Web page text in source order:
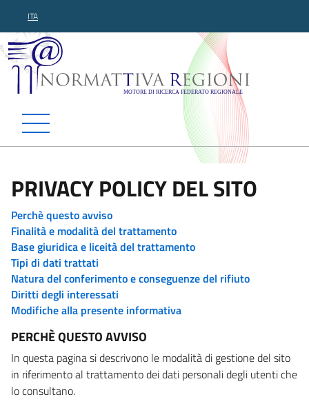
ITA
Normattiva Regioni -
PRIVACY POLICY DEL SITO
Perchè questo avviso
Finalità e modalità del trattamento
Base giuridica e liceità del trattamento
Tipi di dati trattati
Natura del conferimento e conseguenze del rifiuto
Diritti degli interessati
Modifiche alla presente informativa
PERCHÈ QUESTO AVVISO
In questa pagina si descrivono le modalità di gestione del sito
in riferimento al trattamento dei dati personali degli utenti che
lo consultano.